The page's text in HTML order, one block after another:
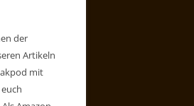
der
Artikeln
mit